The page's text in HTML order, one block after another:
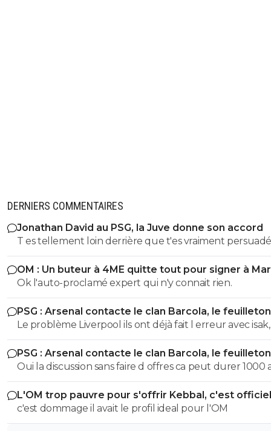
DERNIERS COMMENTAIRES
Jonathan David au PSG, la Juve donne son accord
T es tellement loin derrière que t'es vraiment
etre premier...^^ T'as lu l article ?
OM : Un buteur à 4ME quitte tout pour signer à
Ok l'auto-proclamé expert qui n'y connait rien.
PSG : Arsenal contacte le clan Barcola, le feuilleton
relancé
Le problème Liverpool ils ont déjà fait l erreur avec isak,
feront plus la même erreur, surtout que Slot est plus la ,
feront plus la même erreur
PSG : Arsenal contacte le clan Barcola, le feuilleton
relancé
Oui la discussion sans faire d offres ca peut durer 1000
ils veulent, la discussion ne veut rien dire
L'OM trop pauvre pour s'offrir Kebbal, c'est officiel
c'est dommage il avait le profil ideal pour l'OM